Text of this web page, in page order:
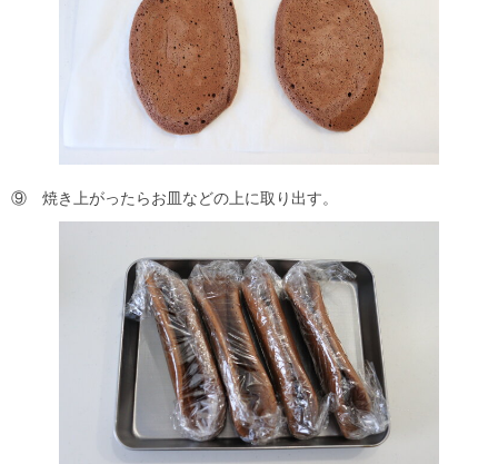
⑨ 焼き上がったらお皿などの上に取り出す。